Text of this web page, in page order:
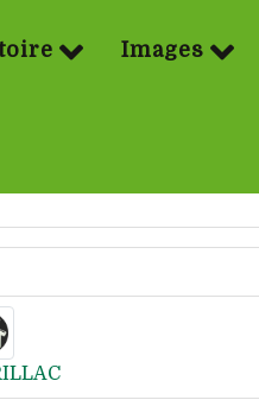
Images